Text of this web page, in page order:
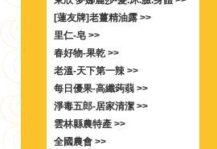
[蓮友牌]老薑精油露 >>
里仁-皂 >>
春好物-果乾 >>
老溫-天下第一辣 >>
每日優果-高纖蒟蒻 >>
淨毒五郎-居家清潔 >>
雲林縣農特產 >>
全國農會 >>